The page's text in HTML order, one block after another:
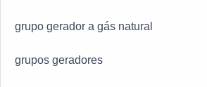
grupo gerador a gás natural
grupos geradores